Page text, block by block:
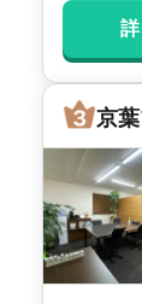
京